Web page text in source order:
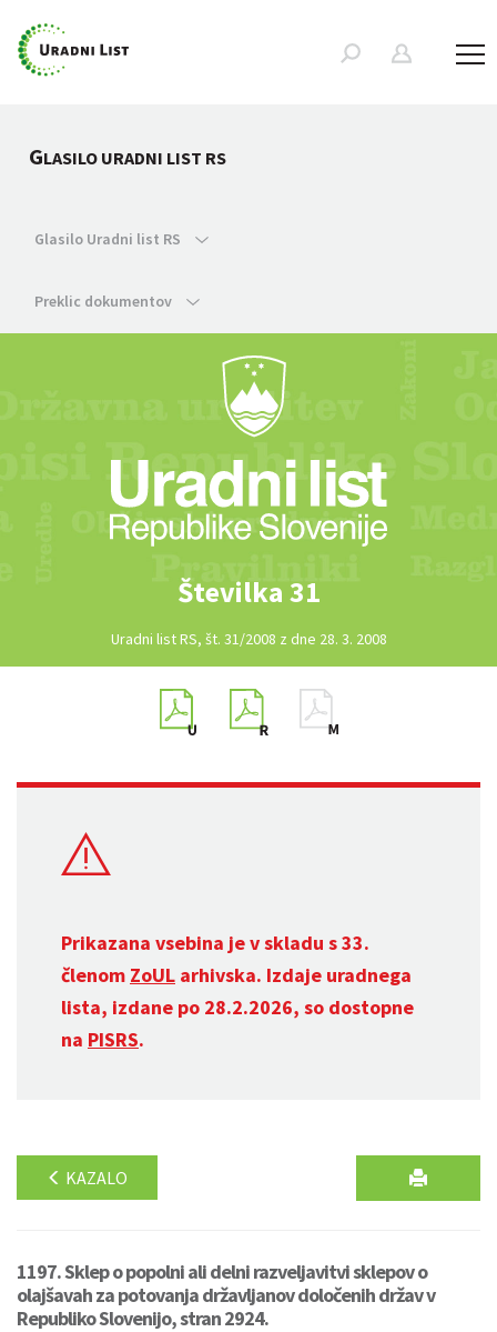
GLASILO URADNI LIST RS
Glasilo Uradni list RS
Preklic dokumentov
Številka 31
Uradni list RS, št. 31/2008 z dne 28. 3. 2008
Prikazana vsebina je v skladu s 33.
členom ZoUL arhivska. Izdaje uradnega
lista, izdane po 28.2.2026, so dostopne
na PISRS.
KAZALO
1197. Sklep o popolni ali delni razveljavitvi sklepov o
olajšavah za potovanja državljanov določenih držav v
Republiko Slovenijo, stran 2924.